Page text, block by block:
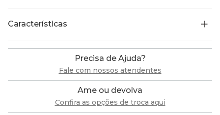
Características
Precisa de Ajuda?
Fale com nossos atendentes
Ame ou devolva
Confira as opções de troca aqui